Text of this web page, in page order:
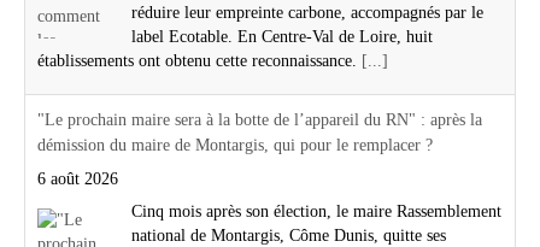
réduire leur empreinte carbone, accompagnés par le
label Ecotable. En Centre-Val de Loire, huit
établissements ont obtenu cette reconnaissance. [...]
"Le prochain maire sera à la botte de l’appareil du RN" : après la
démission du maire de Montargis, qui pour le remplacer ?
6 août 2026
Cinq mois après son élection, le maire Rassemblement
national de Montargis, Côme Dunis, quitte ses